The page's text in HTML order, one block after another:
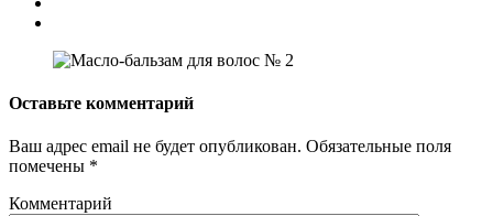
Оставьте комментарий
Ваш адрес email не будет опубликован. Обязательные поля
помечены *
Комментарий